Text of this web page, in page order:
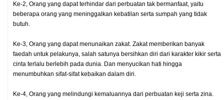
Ke-2, Orang yang dapat terhindar dari perbuatan tak bermanfaat, yaitu
beberapa orang yang meninggalkan kebatilan serta sumpah yang tidak
butuh.
Ke-3, Orang yang dapat menunaikan zakat. Zakat memberikan banyak
faedah untuk pelakunya, salah satunya bersihkan diri dari karakter kikir serta
cinta terlalu berlebih pada dunia. Dan menyucikan hati hingga
menumbuhkan sifat-sifat kebaikan dalam diri.
Ke-4, Orang yang melindungi kemaluannya dari perbuatan keji serta zina.